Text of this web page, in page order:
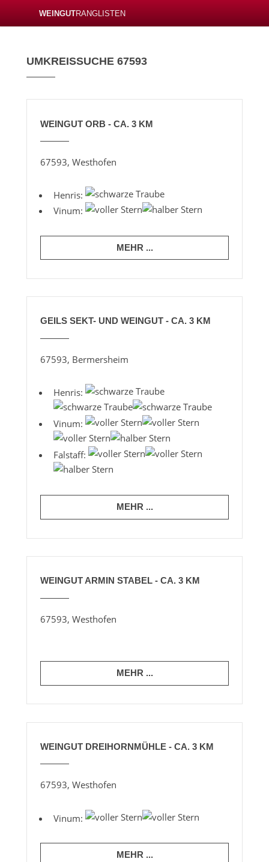
WEINGUTRANGLISTEN
UMKREISSUCHE 67593
WEINGUT ORB - CA. 3 KM
67593, Westhofen
Henris:
Vinum:
MEHR ...
GEILS SEKT- UND WEINGUT - CA. 3 KM
67593, Bermersheim
Henris:
Vinum:
Falstaff:
MEHR ...
WEINGUT ARMIN STABEL - CA. 3 KM
67593, Westhofen
MEHR ...
WEINGUT DREIHORNMÜHLE - CA. 3 KM
67593, Westhofen
Vinum:
MEHR ...